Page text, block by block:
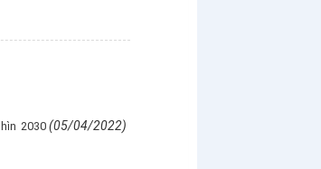
2030 (05/04/2022)